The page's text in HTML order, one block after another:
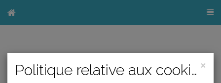
×
Politique relative aux cookies